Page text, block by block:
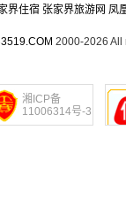
界住宿 张家界旅游网 凤
2000-2026 All
湘ICP备
11006314号-3